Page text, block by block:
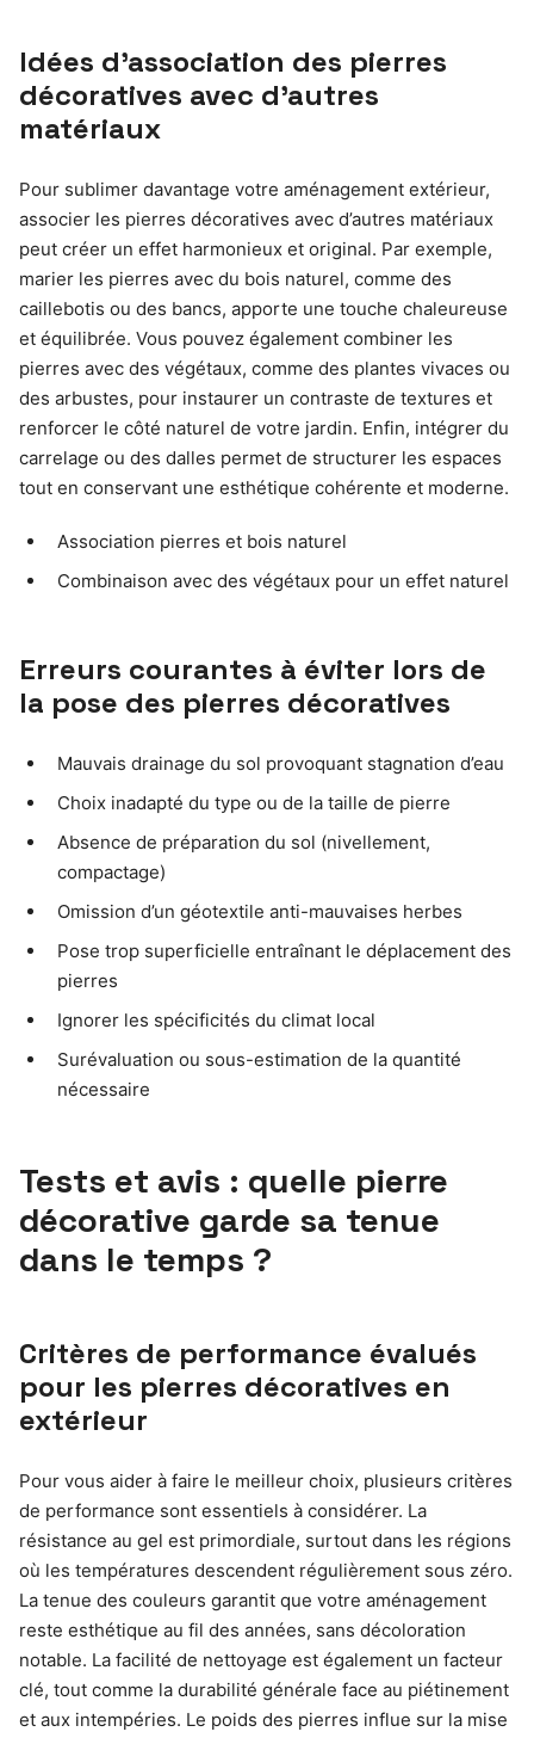
Idées d’association des pierres
décoratives avec d’autres
matériaux
Pour sublimer davantage votre aménagement extérieur,
associer les pierres décoratives avec d’autres matériaux
peut créer un effet harmonieux et original. Par exemple,
marier les pierres avec du bois naturel, comme des
caillebotis ou des bancs, apporte une touche chaleureuse
et équilibrée. Vous pouvez également combiner les
pierres avec des végétaux, comme des plantes vivaces ou
des arbustes, pour instaurer un contraste de textures et
renforcer le côté naturel de votre jardin. Enfin, intégrer du
carrelage ou des dalles permet de structurer les espaces
tout en conservant une esthétique cohérente et moderne.
Association pierres et bois naturel
Combinaison avec des végétaux pour un effet naturel
Erreurs courantes à éviter lors de
la pose des pierres décoratives
Mauvais drainage du sol provoquant stagnation d’eau
Choix inadapté du type ou de la taille de pierre
Absence de préparation du sol (nivellement,
compactage)
Omission d’un géotextile anti-mauvaises herbes
Pose trop superficielle entraînant le déplacement des
pierres
Ignorer les spécificités du climat local
Surévaluation ou sous-estimation de la quantité
nécessaire
Tests et avis : quelle pierre
décorative garde sa tenue
dans le temps ?
Critères de performance évalués
pour les pierres décoratives en
extérieur
Pour vous aider à faire le meilleur choix, plusieurs critères
de performance sont essentiels à considérer. La
résistance au gel est primordiale, surtout dans les régions
où les températures descendent régulièrement sous zéro.
La tenue des couleurs garantit que votre aménagement
reste esthétique au fil des années, sans décoloration
notable. La facilité de nettoyage est également un facteur
clé, tout comme la durabilité générale face au piétinement
et aux intempéries. Le poids des pierres influe sur la mise